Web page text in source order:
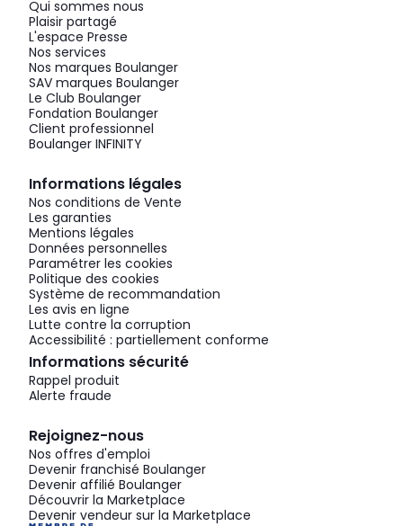
Qui sommes nous
Plaisir partagé
L'espace Presse
Nos services
Nos marques Boulanger
SAV marques Boulanger
Le Club Boulanger
Fondation Boulanger
Client professionnel
Boulanger INFINITY
Informations légales
Nos conditions de Vente
Les garanties
Mentions légales
Données personnelles
Paramétrer les cookies
Politique des cookies
Système de recommandation
Les avis en ligne
Lutte contre la corruption
Accessibilité : partiellement conforme
Informations sécurité
Rappel produit
Alerte fraude
Rejoignez-nous
Nos offres d'emploi
Devenir franchisé Boulanger
Devenir affilié Boulanger
Découvrir la Marketplace
Devenir vendeur sur la Marketplace